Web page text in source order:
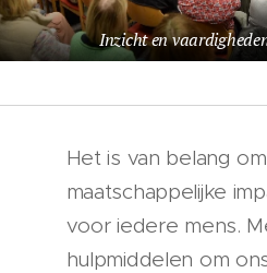
Inzicht en
Het is van belang
maatschappelijke
voor iedere mens.
hulpmiddelen om